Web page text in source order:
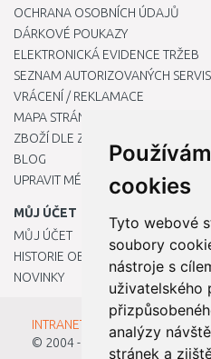
cookies
Tyto webové
soubory
nástroje s
uživatelského
analýzy
stránek a
OCHRANA OSOBNÍCH ÚDAJŮ
DÁRKOVÉ POUKAZY
ELEKTRONICKÁ EVIDENCE TRŽEB
SEZNAM AUTORIZOVANÝCH
VRÁCENÍ / REKLAMACE
MAPA STRÁNKY
ZBOŽÍ DLE ZNAČEK
BLOG
UPRAVIT MÉ PŘEDVOLBY COOKIES
MŮJ ÚČET
MŮJ ÚČET
HISTORIE OBJEDNÁVEK
NOVINKY
INTRANET - Přihlášení pro
© 2004 - 2026
Kamody s.r.o.